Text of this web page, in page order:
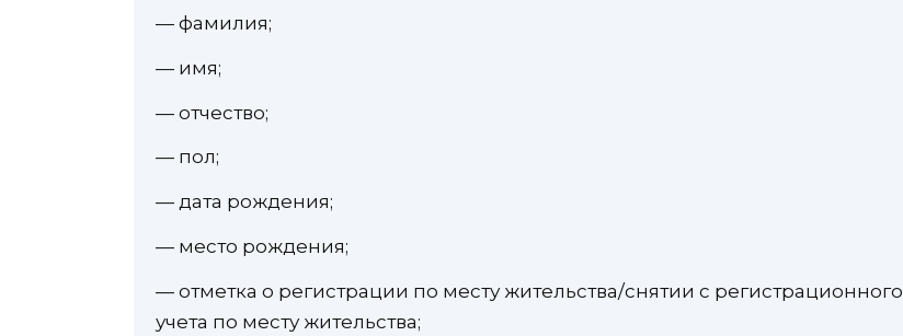
— фамилия;
— имя;
— отчество;
— пол;
— дата рождения;
— место рождения;
— отметка о регистрации по месту жительства/снятии с регистрационного
учета по месту жительства;